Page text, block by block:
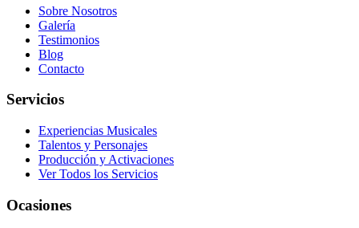
Sobre Nosotros
Galería
Testimonios
Blog
Contacto
Servicios
Experiencias Musicales
Talentos y Personajes
Producción y Activaciones
Ver Todos los Servicios
Ocasiones